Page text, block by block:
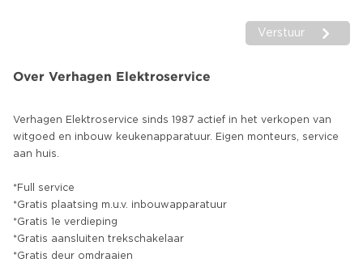
Verstuur
Over Verhagen Elektroservice
Verhagen Elektroservice sinds 1987 actief in het verkopen van
witgoed en inbouw keukenapparatuur. Eigen monteurs, service
aan huis.
*Full service
*Gratis plaatsing m.u.v. inbouwapparatuur
*Gratis 1e verdieping
*Gratis aansluiten trekschakelaar
*Gratis deur omdraaien